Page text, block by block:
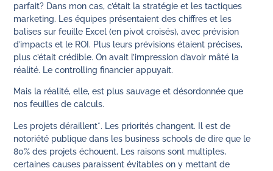
parfait? Dans mon cas, c’était la stratégie et les tactiques
marketing. Les équipes présentaient des chiffres et les
balises sur feuille Excel (en pivot croisés), avec prévision
d’impacts et le ROI. Plus leurs prévisions étaient précises,
plus c’était crédible. On avait l’impression d’avoir mâté la
réalité. Le controlling financier appuyait.
Mais la réalité, elle, est plus sauvage et désordonnée que
nos feuilles de calculs.
Les projets déraillent*. Les priorités changent. Il est de
notoriété publique dans les business schools de dire que le
80% des projets échouent. Les raisons sont multiples,
certaines causes paraissent évitables on y mettant de